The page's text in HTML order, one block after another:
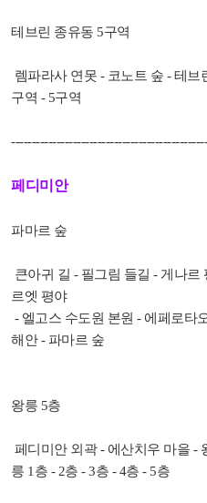
테브린 종유동 5구역
렘파라사 연못 - 코노트 숲 - 테브
구역 - 5구역
페디미안
파마르 숲
큰아귀 길 - 필그림 들길 - 게나르
르엣 평야
- 엘고스 수도원 본원 - 에페로타
해안 - 파마르 숲
왕릉 5층
페디미안 외곽 - 에산치우 마을 -
릉 1층 - 2층 - 3층 - 4층 - 5층